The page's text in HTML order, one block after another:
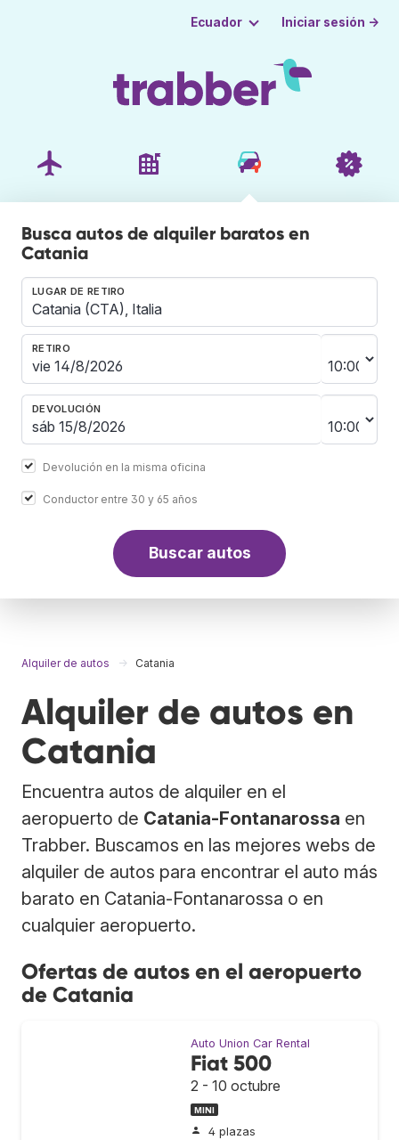
Ecuador Iniciar sesión →
Busca autos de alquiler baratos en
Catania
LUGAR DE RETIRO
RETIRO
DEVOLUCIÓN
Devolución en la misma oficina
Conductor entre 30 y 65 años
Buscar autos
Alquiler de autos Catania
Alquiler de autos en
Catania
Encuentra autos de alquiler en el
aeropuerto de Catania-Fontanarossa en
Trabber. Buscamos en las mejores webs de
alquiler de autos para encontrar el auto más
barato en Catania-Fontanarossa o en
cualquier aeropuerto.
Ofertas de autos en el aeropuerto
de Catania
Auto Union Car Rental
Fiat 500
2 - 10 octubre
MINI
4 plazas